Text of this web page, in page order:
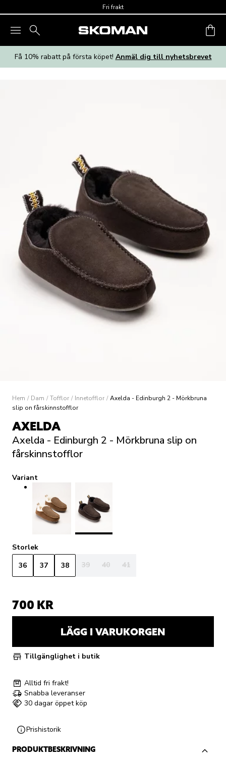
Fri frakt
Få 10% rabatt på första köpet! Anmäl dig till nyhetsbrevet
Hem / Dam / Tofflor / Innetofflor / Axelda - Edinburgh 2 - Mörkbruna
slip on fårskinnstofflor
AXELDA
Axelda - Edinburgh 2 - Mörkbruna slip on
fårskinnstofflor
Variant
Storlek
36
37 38 39 40 41
700 KR
LÄGG I VARUKORGEN
Tillgänglighet i butik
Alltid fri frakt!
Snabba leveranser
30 dagar öppet köp
Prishistorik
PRODUKTBESKRIVNING